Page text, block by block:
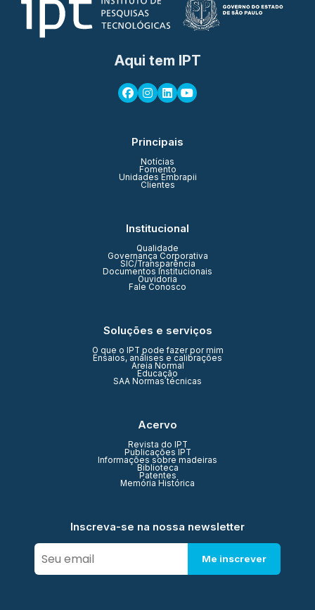
Aqui tem IPT
Principais
Notícias
Fomento
Unidades Embrapii
Clientes
Institucional
Qualidade
Governança Corporativa
SIC/Transparência
Documentos Institucionais
Ouvidoria
Fale Conosco
Soluções e serviços
O que o IPT pode fazer por mim
Ensaios, análises e calibrações
Areia Normal
Educação
SAA Normas técnicas
Acervo
Revista do IPT
Publicações IPT
Informações sobre madeiras
Biblioteca
Patentes
Memória Histórica
Inscreva-se na nossa newsletter
Me inscrever